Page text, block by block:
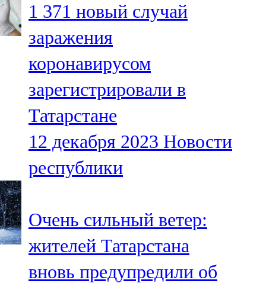
Чүпрәле
91,0 FM
Шәмәрдән
102,3 FM
Яңа чишмә
107,0 FM
Яр Чаллы
1 371 новый случай
заражения
коронавирусом
зарегистрировали в
Татарстане
12 декабря 2023 Новости
республики
Очень сильный ветер:
жителей Татарстана
вновь предупредили об